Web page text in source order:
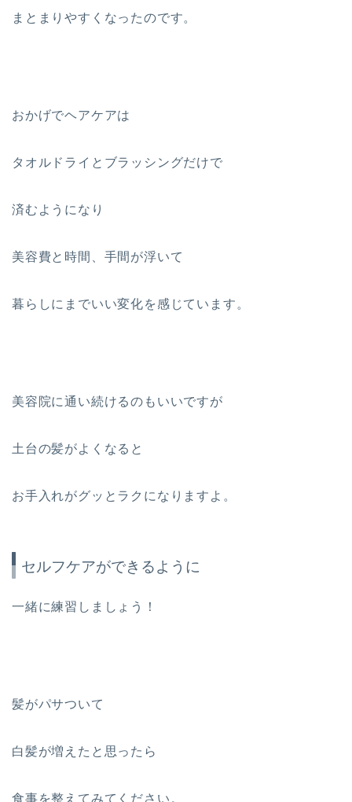
まとまりやすくなったのです。
おかげでヘアケアは
タオルドライとブラッシングだけで
済むようになり
美容費と時間、手間が浮いて
暮らしにまでいい変化を感じています。
美容院に通い続けるのもいいですが
土台の髪がよくなると
お手入れがグッとラクになりますよ。
セルフケアができるように
一緒に練習しましょう！
髪がパサついて
白髪が増えたと思ったら
食事を整えてみてください。